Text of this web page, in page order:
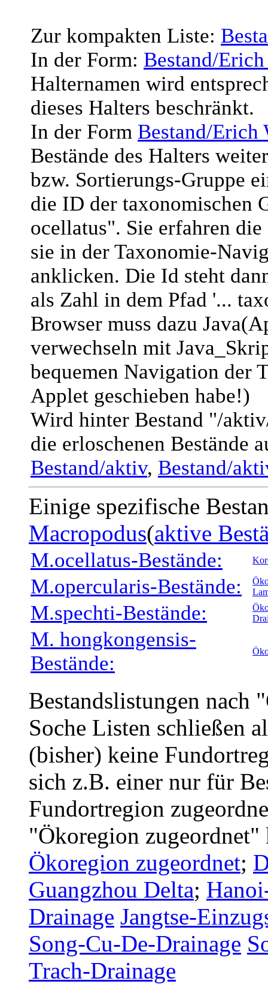
Zur kompakten Liste:
In der Form: Bestand/
Halternamen wird
dieses Halters beschränkt.
In der Form Bestand/Erich
Bestände des Halters
bzw. Sortierungs-Gruppe
die ID der taxonomischen
ocellatus". Sie erfahren
sie in der Taxonomie-
anklicken. Die Id steht
als Zahl in dem Pfad '...
Browser muss dazu
verwechseln mit
bequemen Navigation der
Applet geschieben habe!)
Wird hinter Bestand "/
die erloschenen Bestände
Bestand/aktiv, Bestand/
Einige spezifische
Macropodus(aktive
M.ocellatus-Bestände:
M.opercularis-Bestände:
M.spechti-Bestände:
M. hongkongensis-
Bestände:
Bestandslistungen nach
Soche Listen schließen
(bisher) keine
sich z.B. einer nur für
Fundortregion
"Ökoregion
Ökoregion zugeordnet;
Guangzhou Delta;
Drainage Jangtse-
Song-Cu-De-Drainage
Trach-Drainage